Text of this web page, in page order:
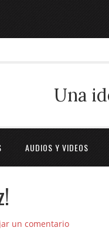
Una
AUDIOS Y VIDEOS
un comentario